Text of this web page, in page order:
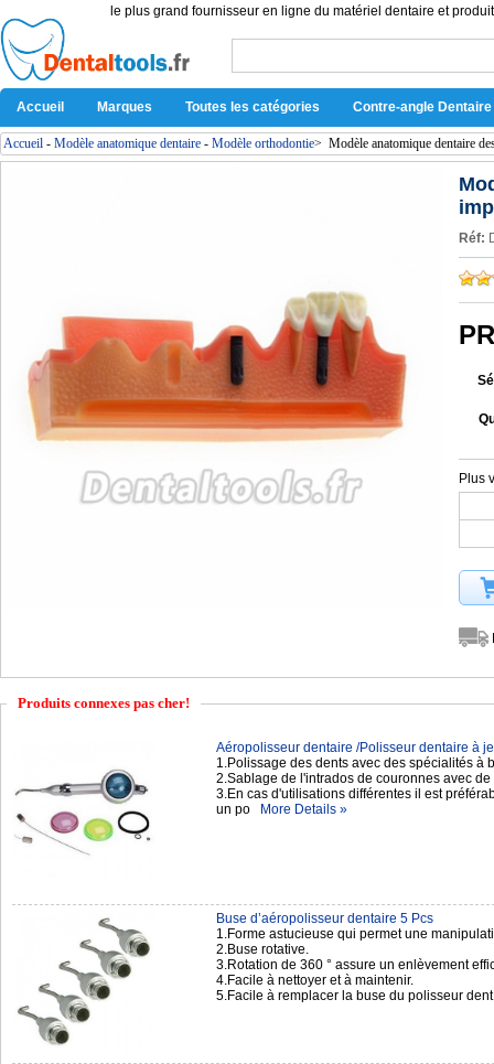
le plus grand fournisseur en ligne du matériel dentaire et
Accueil Marques Toutes les catégories Contre-angle Dentaire
Accueil - Modèle anatomique dentaire - Modèle orthodontie> Modèle anatomique dentaire
Réf:
Plus
Produits connexes pas cher!
Aéropolisseur dentaire /Polisseur dentaire à
1.Polissage des dents avec des spécialités à
2.Sablage de l'intrados de couronnes avec
3.En cas d'utilisations différentes il est
un po
More Details »
Buse d’aéropolisseur dentaire 5 Pcs
1.Forme astucieuse qui permet une
2.Buse rotative.
3.Rotation de 360 ° assure un enlèvement
4.Facile à nettoyer et à maintenir.
5.Facile à remplacer la buse du polisseur